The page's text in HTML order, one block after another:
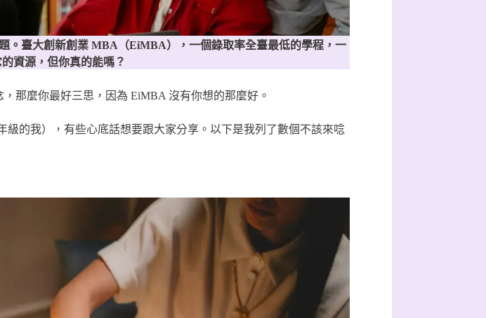
。臺大創新創業 MBA（EiMBA），一個錄取率全臺最低的學程，一
資源，但你真的能嗎？
那麼你最好三思，因為 EiMBA 沒有你想的那麼好。
的我），有些心底話想要跟大家分享。以下是我列了數個不該來唸